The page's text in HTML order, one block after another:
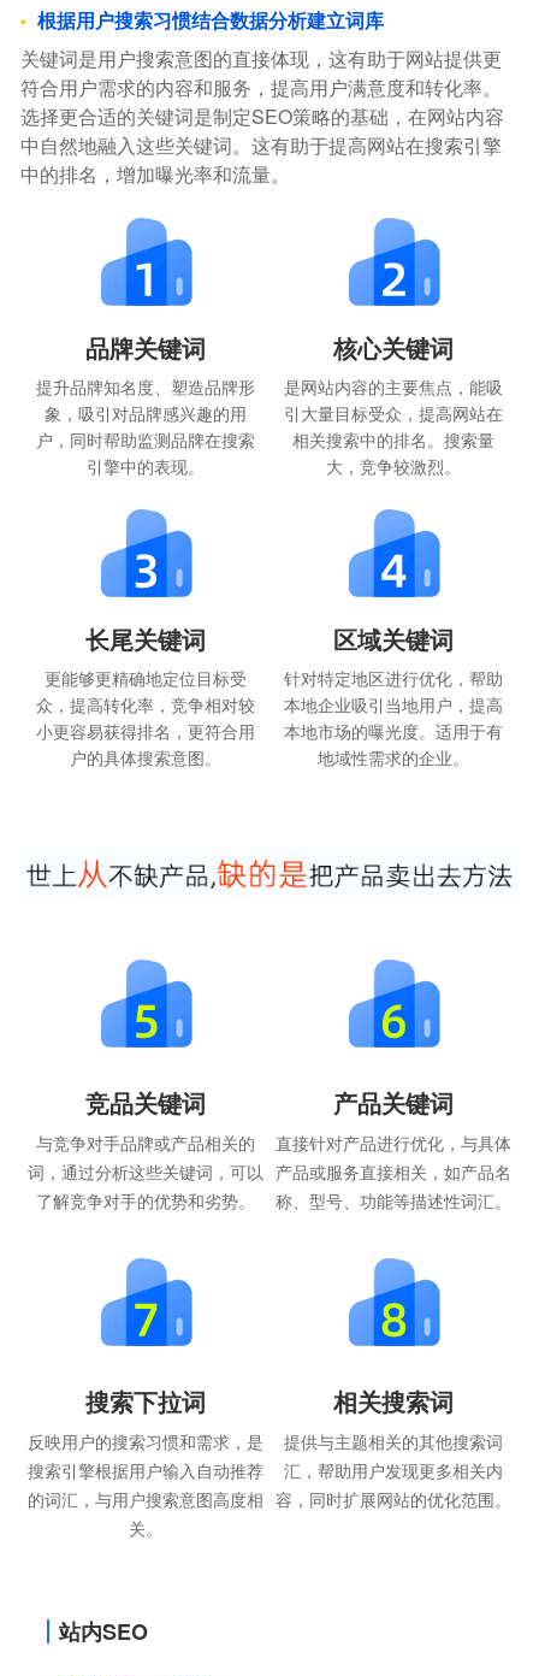
根据用户搜索习惯结合数据分析建立词库
关键词是用户搜索意图的直接体现，这有助于网站提供更
符合用户需求的内容和服务，提高用户满意度和转化率。
选择更合适的关键词是制定SEO策略的基础，在网站内容
中自然地融入这些关键词。这有助于提高网站在搜索引擎
中的排名，增加曝光率和流量。
品牌关键词
提升品牌知名度、塑造品牌形
象，吸引对品牌感兴趣的用
户，同时帮助监测品牌在搜索
引擎中的表现。
核心关键词
是网站内容的主要焦点，能吸
引大量目标受众，提高网站在
相关搜索中的排名。搜索量
大，竞争较激烈。
长尾关键词
更能够更精确地定位目标受
众，提高转化率，竞争相对较
小更容易获得排名，更符合用
户的具体搜索意图。
区域关键词
针对特定地区进行优化，帮助
本地企业吸引当地用户，提高
本地市场的曝光度。适用于有
地域性需求的企业。
竞品关键词
与竞争对手品牌或产品相关的
词，通过分析这些关键词，可以
了解竞争对手的优势和劣势。
产品关键词
直接针对产品进行优化，与具体
产品或服务直接相关，如产品名
称、型号、功能等描述性词汇。
搜索下拉词
反映用户的搜索习惯和需求，是
搜索引擎根据用户输入自动推荐
的词汇，与用户搜索意图高度相
关。
相关搜索词
提供与主题相关的其他搜索词
汇，帮助用户发现更多相关内
容，同时扩展网站的优化范围。
站内SEO